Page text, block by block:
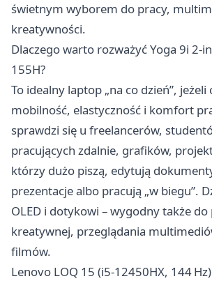
świetnym wyborem do pracy,
kreatywności.
Dlaczego warto rozważyć Yoga 9i 2-
155H?
To idealny laptop „na co dzień”, jeżeli
mobilność, elastyczność i komfort
sprawdzi się u freelancerów,
pracujących zdalnie, grafików,
którzy dużo piszą, edytują
prezentacje albo pracują „w biegu”.
OLED i dotykowi – wygodny także do
kreatywnej, przeglądania
filmów.
Lenovo LOQ 15 (i5‑12450HX, 144